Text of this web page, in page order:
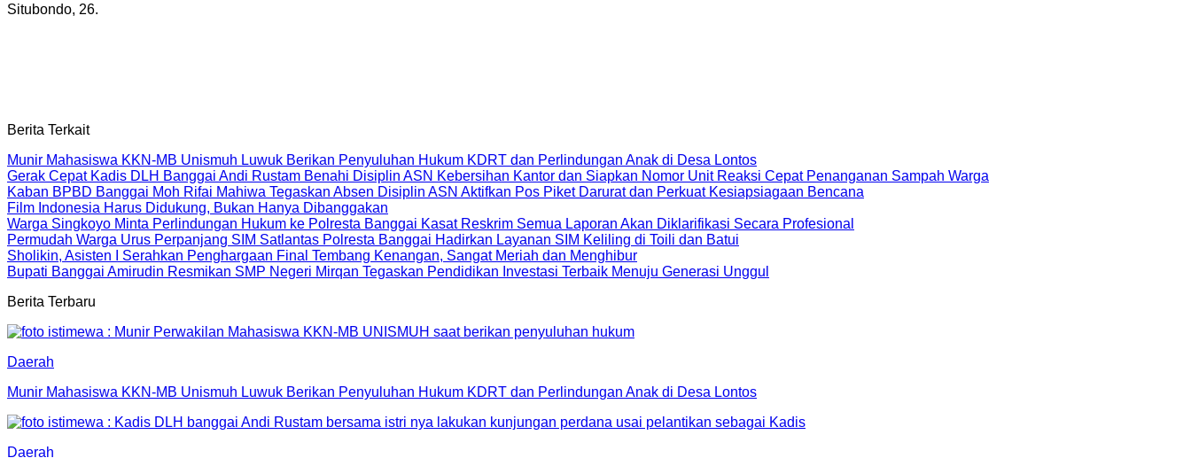
‎Situbondo, 26.
Berita Terkait
Munir Mahasiswa KKN-MB Unismuh Luwuk Berikan Penyuluhan Hukum KDRT dan Perlindungan Anak di Desa Lontos
Gerak Cepat Kadis DLH Banggai Andi Rustam Benahi Disiplin ASN Kebersihan Kantor dan Siapkan Nomor Unit Reaksi Cepat Penanganan Sampah Warga
Kaban BPBD Banggai Moh Rifai Mahiwa Tegaskan Absen Disiplin ASN Aktifkan Pos Piket Darurat dan Perkuat Kesiapsiagaan Bencana
Film Indonesia Harus Didukung, Bukan Hanya Dibanggakan
Warga Singkoyo Minta Perlindungan Hukum ke Polresta Banggai Kasat Reskrim Semua Laporan Akan Diklarifikasi Secara Profesional
Permudah Warga Urus Perpanjang SIM Satlantas Polresta Banggai Hadirkan Layanan SIM Keliling di Toili dan Batui
Sholikin, Asisten I Serahkan Penghargaan Final Tembang Kenangan, Sangat Meriah dan Menghibur
Bupati Banggai Amirudin Resmikan SMP Negeri Mirqan Tegaskan Pendidikan Investasi Terbaik Menuju Generasi Unggul
Berita Terbaru
Daerah
Munir Mahasiswa KKN-MB Unismuh Luwuk Berikan Penyuluhan Hukum KDRT dan Perlindungan Anak di Desa Lontos
Daerah